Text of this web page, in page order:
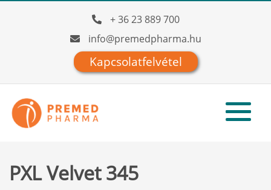
+ 36 23 889 700
info@premedpharma.hu
Kapcsolatfelvétel
PXL Velvet 345